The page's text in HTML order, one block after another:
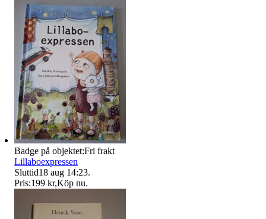
Badge på objektet:Fri frakt
Lillaboexpressen
Sluttid18 aug 14:23.
Pris:199 kr,Köp nu.